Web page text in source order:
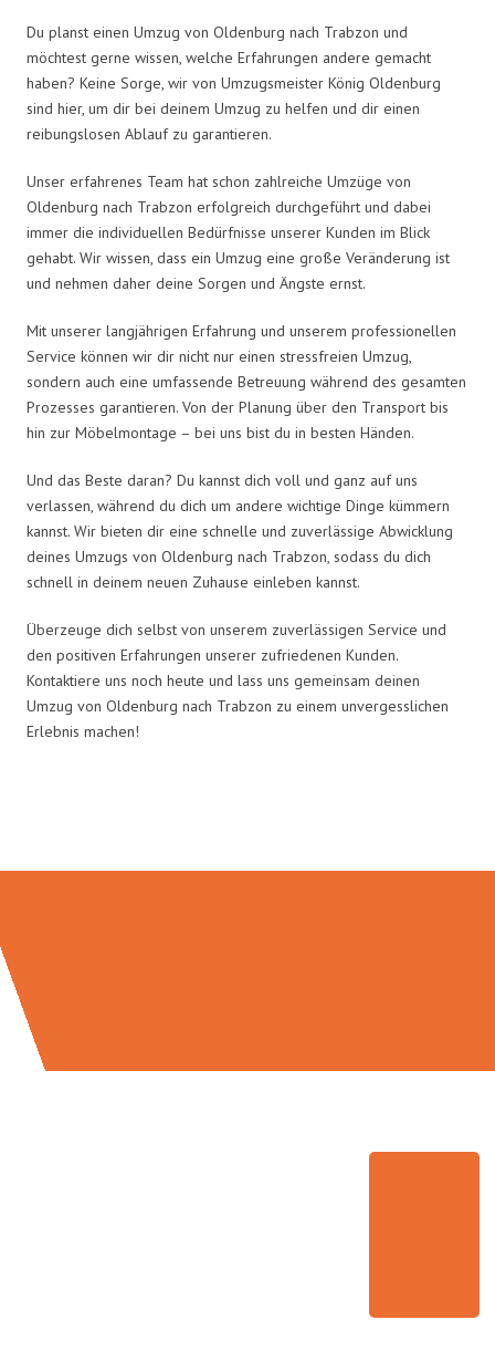
Du planst einen Umzug von Oldenburg nach Trabzon und
möchtest gerne wissen, welche Erfahrungen andere gemacht
haben? Keine Sorge, wir von Umzugsmeister König Oldenburg
sind hier, um dir bei deinem Umzug zu helfen und dir einen
reibungslosen Ablauf zu garantieren.
Unser erfahrenes Team hat schon zahlreiche Umzüge von
Oldenburg nach Trabzon erfolgreich durchgeführt und dabei
immer die individuellen Bedürfnisse unserer Kunden im Blick
gehabt. Wir wissen, dass ein Umzug eine große Veränderung ist
und nehmen daher deine Sorgen und Ängste ernst.
Mit unserer langjährigen Erfahrung und unserem professionellen
Service können wir dir nicht nur einen stressfreien Umzug,
sondern auch eine umfassende Betreuung während des gesamten
Prozesses garantieren. Von der Planung über den Transport bis
hin zur Möbelmontage – bei uns bist du in besten Händen.
Und das Beste daran? Du kannst dich voll und ganz auf uns
verlassen, während du dich um andere wichtige Dinge kümmern
kannst. Wir bieten dir eine schnelle und zuverlässige Abwicklung
deines Umzugs von Oldenburg nach Trabzon, sodass du dich
schnell in deinem neuen Zuhause einleben kannst.
Überzeuge dich selbst von unserem zuverlässigen Service und
den positiven Erfahrungen unserer zufriedenen Kunden.
Kontaktiere uns noch heute und lass uns gemeinsam deinen
Umzug von Oldenburg nach Trabzon zu einem unvergesslichen
Erlebnis machen!